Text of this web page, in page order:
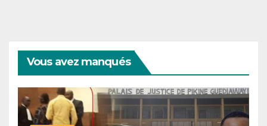
Vous avez manqués